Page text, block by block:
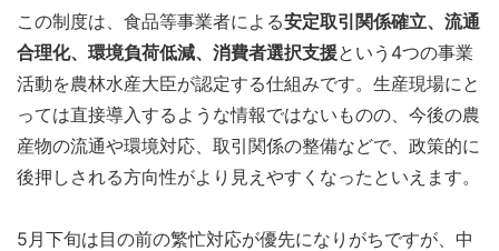
この制度は、食品等事業者による安定取引関係確立、流通
合理化、環境負荷低減、消費者選択支援という4つの事業
活動を農林水産大臣が認定する仕組みです。生産現場にと
っては直接導入するような情報ではないものの、今後の農
産物の流通や環境対応、取引関係の整備などで、政策的に
後押しされる方向性がより見えやすくなったといえます。
5月下旬は目の前の繁忙対応が優先になりがちですが、中